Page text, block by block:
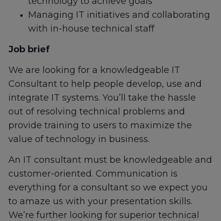
Managing IT initiatives and collaborating
with in-house technical staff
Job brief
We are looking for a knowledgeable IT
Consultant to help people develop, use and
integrate IT systems. You’ll take the hassle
out of resolving technical problems and
provide training to users to maximize the
value of technology in business.
An IT consultant must be knowledgeable and
customer-oriented. Communication is
everything for a consultant so we expect you
to amaze us with your presentation skills.
We’re further looking for superior technical